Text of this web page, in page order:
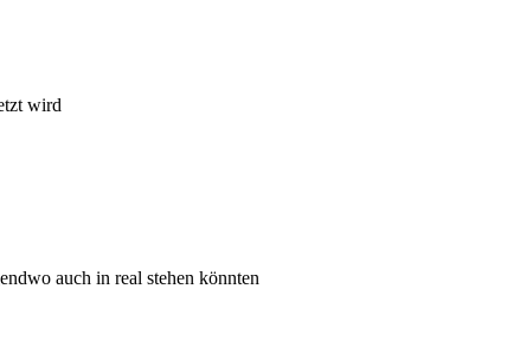
wird
auch in real stehen könnten